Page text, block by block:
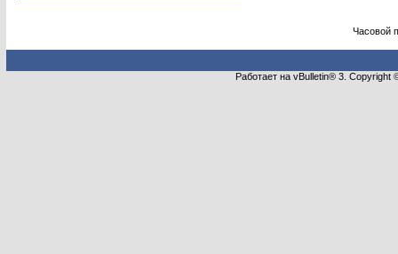
Часовой
Работает на vBulletin® 3.